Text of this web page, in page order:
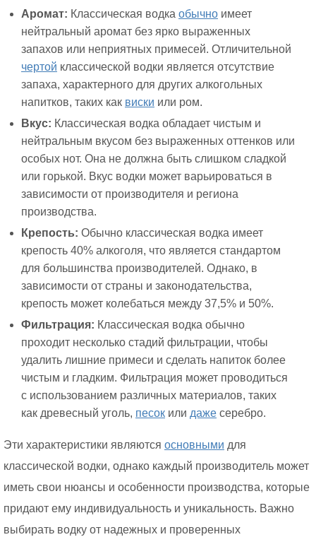
Аромат: Классическая водка обычно имеет
нейтральный аромат без ярко выраженных
запахов или неприятных примесей. Отличительной
чертой классической водки является отсутствие
запаха, характерного для других алкогольных
напитков, таких как виски или ром.
Вкус: Классическая водка обладает чистым и
нейтральным вкусом без выраженных оттенков или
особых нот. Она не должна быть слишком сладкой
или горькой. Вкус водки может варьироваться в
зависимости от производителя и региона
производства.
Крепость: Обычно классическая водка имеет
крепость 40% алкоголя, что является стандартом
для большинства производителей. Однако, в
зависимости от страны и законодательства,
крепость может колебаться между 37,5% и 50%.
Фильтрация: Классическая водка обычно
проходит несколько стадий фильтрации, чтобы
удалить лишние примеси и сделать напиток более
чистым и гладким. Фильтрация может проводиться
с использованием различных материалов, таких
как древесный уголь, песок или даже серебро.
Эти характеристики являются основными для
классической водки, однако каждый производитель может
иметь свои нюансы и особенности производства, которые
придают ему индивидуальность и уникальность. Важно
выбирать водку от надежных и проверенных